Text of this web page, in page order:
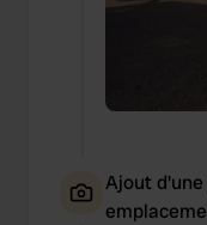
Ajout